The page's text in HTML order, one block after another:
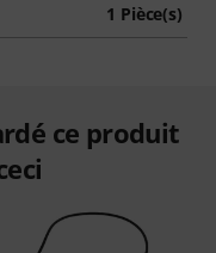
1 Pièce(s)
ce produit